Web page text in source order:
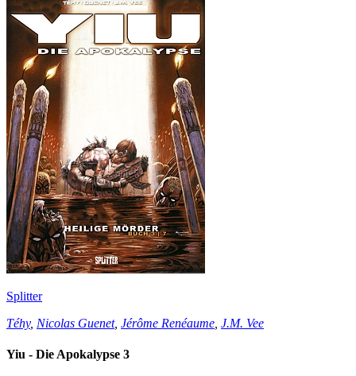
Splitter
Téhy, Nicolas Guenet, Jérôme Renéaume J.M. Vee
Yiu - Die Apokalypse 3